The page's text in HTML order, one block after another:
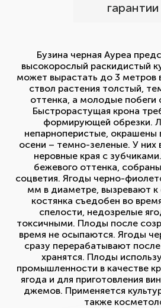
гарантии
Бузина черная Ауреа
высокорослый раскидистый
может вырастать до 3 метров
ствол растения толстый,
оттенка, а молодые побеги
Быстрорастущая крона
формирующей обрезки.
непарноперистые, окрашены
осени – темно-зеленые. У них
неровные края с
бежевого оттенка,
соцветия. Ягоды черно-
мм в диаметре, вызревают
костянка съедобен во
спелости, недозрелые
токсичными. Плоды после
время не осыпаются. Ягоды
сразу перерабатывают
хранятся. Плоды
промышленности в качестве
ягода и для приготовления
джемов. Применяется
также